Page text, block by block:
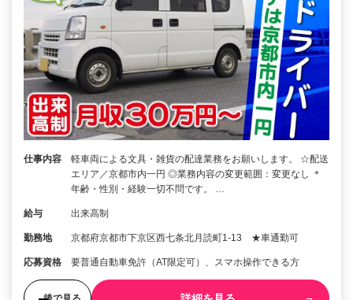
仕事内容
軽車両による文具・雑貨の配達業務をお願いします。 ☆配送
エリア／京都市内一円 ◎業務内容の変更範囲：変更なし ＊
年齢・性別・経験一切不問です。 …
給与 出来高制
勤務地 京都府京都市下京区西七条北月読町1-13 ★車通勤可
応募資格 要普通自動車免許（AT限定可）、スマホ操作できる方